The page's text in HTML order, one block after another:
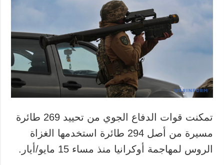
تمكنت قوات الدفاع الجوي من تحييد 269 طائرة
مسيرة من أصل 294 طائرة استخدمها الغزاة
الروس لمهاجمة أوكرانيا منذ مساء 15 مايو/أيار.